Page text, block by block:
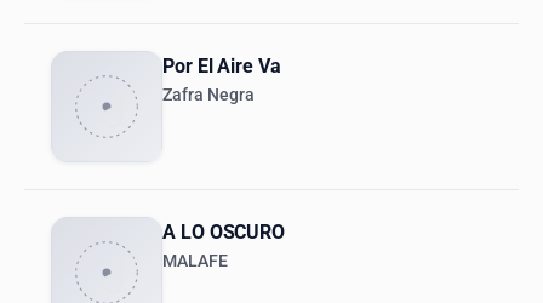
Por El Aire Va
Zafra Negra
A LO OSCURO
MALAFE